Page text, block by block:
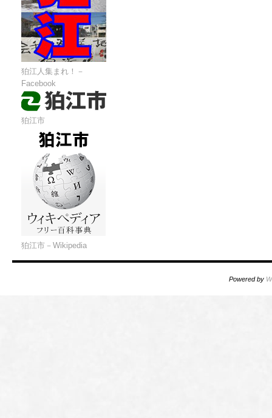
狛江人集まれ！－
Facebook
狛江市
狛江市－Wikipedia
Powered by